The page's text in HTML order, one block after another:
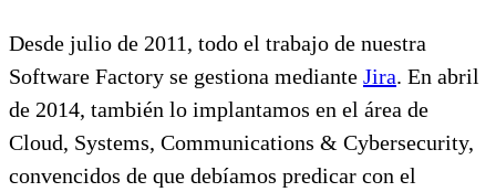
Desde julio de 2011, todo el trabajo de nuestra
Software Factory se gestiona mediante Jira. En abril
de 2014, también lo implantamos en el área de
Cloud, Systems, Communications & Cybersecurity,
convencidos de que debíamos predicar con el